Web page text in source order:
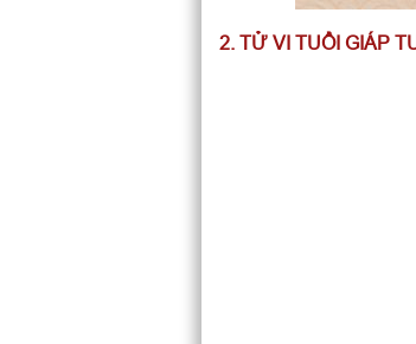
2. TỬ VI TUỔI GIÁP